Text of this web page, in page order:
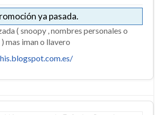
ya pasada.
( snoopy , nombres personales o
mas iman o llavero